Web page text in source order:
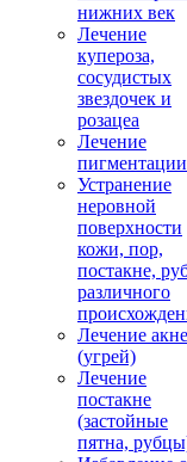
нижних век
Лечение
купероза,
сосудистых
звездочек и
розацеа
Лечение
пигментации
Устранение
неровной
поверхности
кожи, пор,
постакне,
различного
Лечение акне
(угрей)
Лечение
постакне
(застойные
пятна,